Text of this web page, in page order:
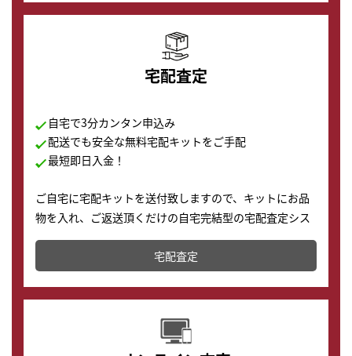
宅配査定
自宅で3分カンタン申込み
配送でも安全な無料宅配キットをご手配
最短即日入金！
ご自宅に宅配キットを送付致しますので、キットにお品
物を入れ、ご返送頂くだけの自宅完結型の宅配査定シス
テムです。
配送でも簡単&安全に査定・買取に出すことが可能で
す。
宅配査定